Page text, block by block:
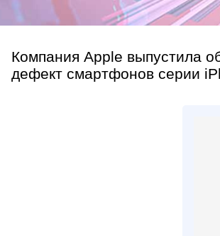
Компания Apple выпустила
дефект смартфонов серии